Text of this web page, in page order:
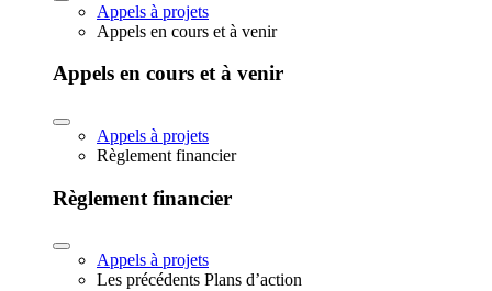
Appels à projets
Appels en cours et à venir
Appels en cours et à venir
Appels à projets
Règlement financier
Règlement financier
Appels à projets
Les précédents Plans d’action